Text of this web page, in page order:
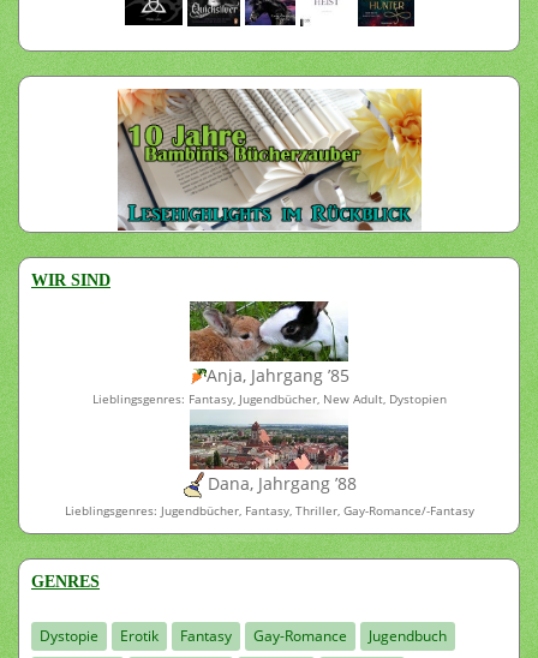
WIR SIND
Anja, Jahrgang ’85
Lieblingsgenres: Fantasy, Jugendbücher, New Adult, Dystopien
Dana, Jahrgang ’88
Lieblingsgenres: Jugendbücher, Fantasy, Thriller, Gay-Romance/-Fantasy
GENRES
Dystopie Erotik Fantasy Gay-Romance
Jugendbuch